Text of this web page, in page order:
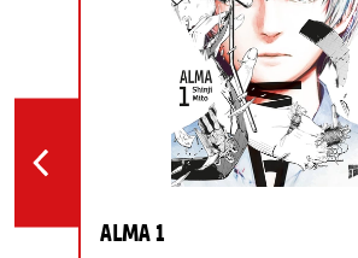
ALMA 1